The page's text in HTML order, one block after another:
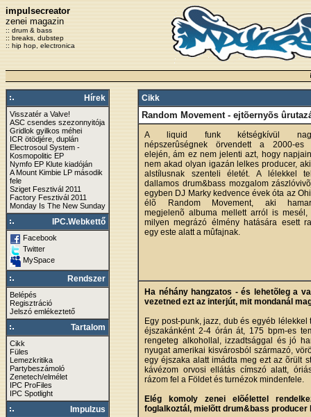
impulsecreator
zenei magazin
:: drum & bass
:: breaks, dubstep
:: hip hop, electronica
Hírek
Visszatér a Valve!
ASC csendes szezonnyitója
Gridlok gyilkos méhei
ICR ötödjére, duplán
Electrosoul System -
Kosmopolitic EP
Nymfo EP Klute kiadóján
A Mount Kimbie LP második
fele
Sziget Fesztivál 2011
Factory Fesztivál 2011
Monday Is The New Sunday
IPC.Webkettő
Facebook
Twitter
MySpace
Rendszer
Belépés
Regisztráció
Jelszó emlékeztető
Tartalom
Cikk
Füles
Lemezkritika
Partybeszámoló
Zenetech/elmélet
IPC ProFiles
IPC Spotlight
Impulzus
Cikk
Random Movement - ejtõernyõs
A liquid funk kétségkívül
népszerûségnek örvendett a 2000-es
elején, ám ez nem jelenti azt, hogy
nem akad olyan igazán lelkes producer,
alstílusnak szenteli életét. A lélekkel
dallamos drum&bass mozgalom
egyben DJ Marky kedvence évek óta az
élõ Random Movement, aki
megjelenõ albuma mellett arról is mesél,
milyen megrázó élmény hatására esett
egy este alatt a mûfajnak.
Ha néhány hangzatos - és lehetõleg a
vezetned ezt az interjút, mit mondanál
Egy post-punk, jazz, dub és egyéb
éjszakánként 2-4 órán át, 175 bpm-es
rengeteg alkohollal, izzadtsággal és jó
nyugat amerikai kisvárosból származó,
egy éjszaka alatt imádta meg ezt az õrült
kávézom orvosi ellátás címszó alatt,
rázom fel a Földet és turnézok mindenfele.
Elég komoly zenei elõélettel
foglalkoztál, mielõtt drum&bass producer